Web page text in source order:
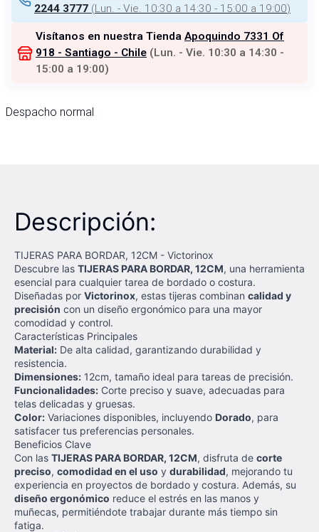
2244 3777 (Lun. - Vie. 10:30 a 14:30 - 15:00 a 19:00)
Visítanos en nuestra Tienda Apoquindo 7331 Of
918 - Santiago - Chile (Lun. - Vie. 10:30 a 14:30 -
15:00 a 19:00)
Despacho normal
Descripción:
TIJERAS PARA BORDAR, 12CM - Victorinox
Descubre las TIJERAS PARA BORDAR, 12CM, una herramienta
esencial para cualquier tarea de bordado o costura.
Diseñadas por Victorinox, estas tijeras combinan calidad y
precisión con un diseño ergonómico para una mayor
comodidad y control.
Características Principales
Material: De alta calidad, garantizando durabilidad y
resistencia.
Dimensiones: 12cm, tamaño ideal para tareas de precisión.
Funcionalidades: Corte preciso y suave, adecuadas para
telas delicadas y gruesas.
Color: Variaciones disponibles, incluyendo Dorado, para
satisfacer tus preferencias personales.
Beneficios Clave
Con las TIJERAS PARA BORDAR, 12CM, disfruta de corte
preciso, comodidad en el uso y durabilidad, mejorando tu
experiencia en proyectos de bordado y costura. Además, su
diseño ergonómico reduce el estrés en las manos y
muñecas, permitiéndote trabajar durante más tiempo sin
fatiga.